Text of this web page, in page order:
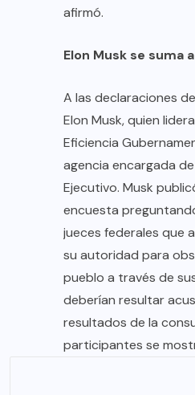
afirmó.
Elon Musk se suma
A las declaraciones
Elon Musk, quien
Eficiencia
agencia encargada
Ejecutivo. Musk
encuesta
jueces federales que
su autoridad para
pueblo a través de
deberían resultar
resultados de la
participantes se